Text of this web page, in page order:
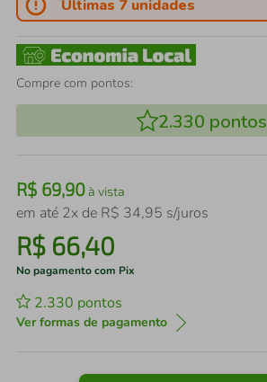
Últimas 7 unidades
Compre com pontos:
2.330 pontos
R$ 69,90à vista
em até 2x de R$ 34,95 s/juros
R$ 66,40
No pagamento com Pix
2.330 pontos
Ver formas de pagamento